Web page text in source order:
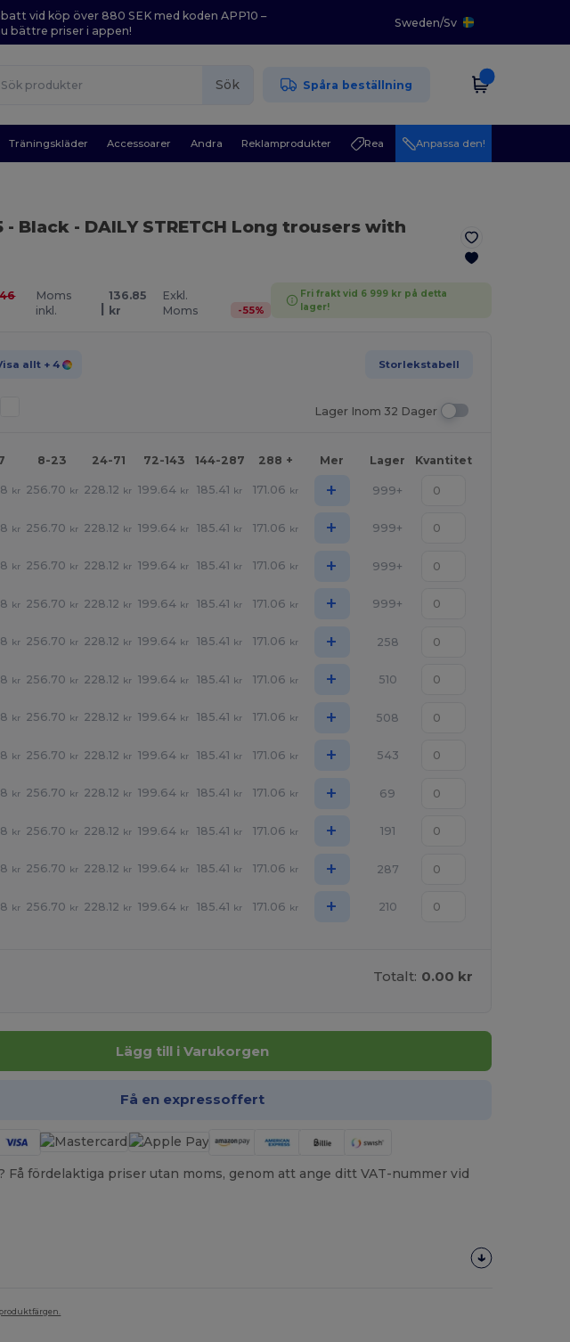
vid köp över 880 SEK med koden APP10 –
bättre priser i appen!
Sweden/Sv
Sök Spåra beställning
Träningskläder Accessoarer Andra Reklamprodukter Rea Anpassa den!
- Black- DAILY STRETCH Long trousers with
Moms
inkl.
|
136.85
kr
Exkl.
Moms
-55%
Fri frakt vid 6 999 kr på detta
lager!
allt + 4 Storlekstabell
Lager Inom 32 Dager
8-23 24-71 72-143 144-287 288 + Mer Lager Kvantitet
kr 256.70 kr 228.12 kr 199.64 kr 185.41 kr 171.06 kr + 999+
kr 256.70 kr 228.12 kr 199.64 kr 185.41 kr 171.06 kr + 999+
kr 256.70 kr 228.12 kr 199.64 kr 185.41 kr 171.06 kr + 999+
kr 256.70 kr 228.12 kr 199.64 kr 185.41 kr 171.06 kr + 999+
kr 256.70 kr 228.12 kr 199.64 kr 185.41 kr 171.06 kr + 258
kr 256.70 kr 228.12 kr 199.64 kr 185.41 kr 171.06 kr + 510
kr 256.70 kr 228.12 kr 199.64 kr 185.41 kr 171.06 kr + 508
kr 256.70 kr 228.12 kr 199.64 kr 185.41 kr 171.06 kr + 543
kr 256.70 kr 228.12 kr 199.64 kr 185.41 kr 171.06 kr + 69
kr 256.70 kr 228.12 kr 199.64 kr 185.41 kr 171.06 kr + 191
kr 256.70 kr 228.12 kr 199.64 kr 185.41 kr 171.06 kr + 287
kr 256.70 kr 228.12 kr 199.64 kr 185.41 kr 171.06 kr + 210
Totalt: 0.00 kr
Lägg till i Varukorgen
Få en expressoffert
Få fördelaktiga priser utan moms, genom att ange ditt VAT-nummer vid